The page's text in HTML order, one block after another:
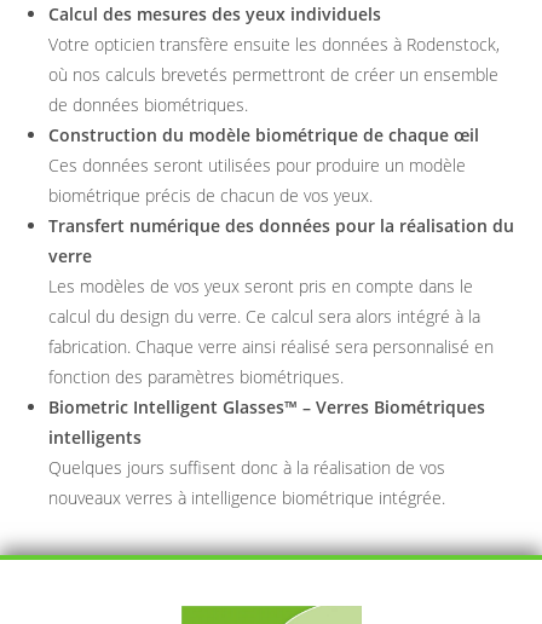
Calcul des mesures des yeux individuels
Votre opticien transfère ensuite les données à Rodenstock,
où nos calculs brevetés permettront de créer un ensemble
de données biométriques.
Construction du modèle biométrique de chaque œil
Ces données seront utilisées pour produire un modèle
biométrique précis de chacun de vos yeux.
Transfert numérique des données pour la réalisation du
verre
Les modèles de vos yeux seront pris en compte dans le
calcul du design du verre. Ce calcul sera alors intégré à la
fabrication. Chaque verre ainsi réalisé sera personnalisé en
fonction des paramètres biométriques.
Biometric Intelligent Glasses™ – Verres Biométriques
intelligents
Quelques jours suffisent donc à la réalisation de vos
nouveaux verres à intelligence biométrique intégrée.